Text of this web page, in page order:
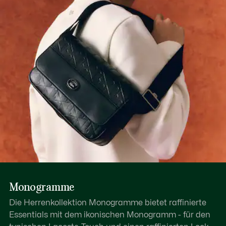
Erfahren Sie hier mehr
Monogramme
Die Herrenkollektion Monogramme bietet raffinierte
Essentials mit dem ikonischen Monogramm - für den